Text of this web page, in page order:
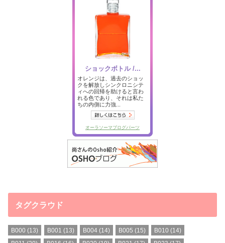
タグクラウド
B000 (13) B001 (13) B004(14) B005 (15) B010 (14)